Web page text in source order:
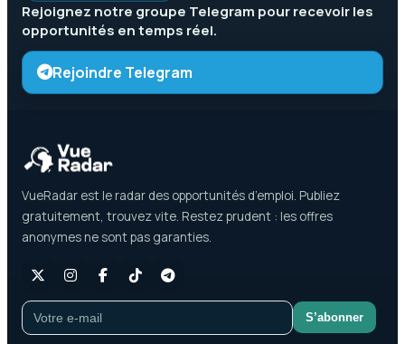
Rejoignez notre groupe Telegram pour recevoir les
opportunités en temps réel.
Rejoindre Telegram
VueRadar est le radar des opportunités d’emploi. Publiez
gratuitement, trouvez vite. Restez prudent : les offres
anonymes ne sont pas garanties.
S’abonner